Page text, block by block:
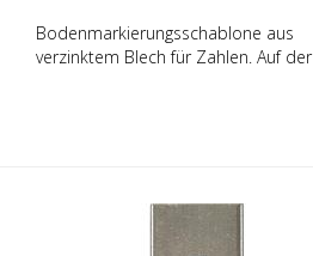
Bodenmarkierungsschablone aus
verzinktem Blech für Zahlen. Auf der